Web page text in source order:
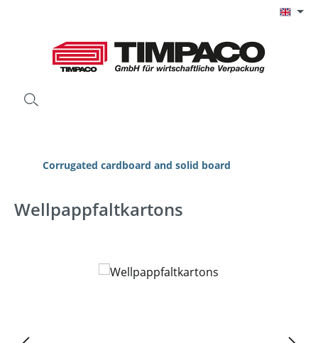
Corrugated cardboard and solid board
Wellpappfaltkartons
Skip image gallery